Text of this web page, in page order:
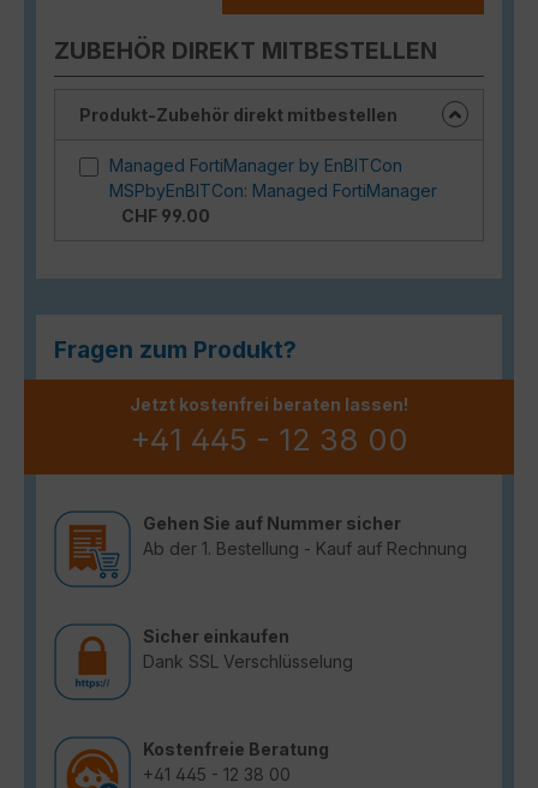
ZUBEHÖR DIREKT MITBESTELLEN
Produkt-Zubehör direkt mitbestellen
Managed FortiManager by EnBITCon
MSPbyEnBITCon: Managed FortiManager
CHF 99.00
Fragen zum Produkt?
Jetzt kostenfrei beraten lassen!
+41 445 - 12 38 00
Gehen Sie auf Nummer sicher
Ab der 1. Bestellung - Kauf auf Rechnung
Sicher einkaufen
Dank SSL Verschlüsselung
Kostenfreie Beratung
+41 445 - 12 38 00